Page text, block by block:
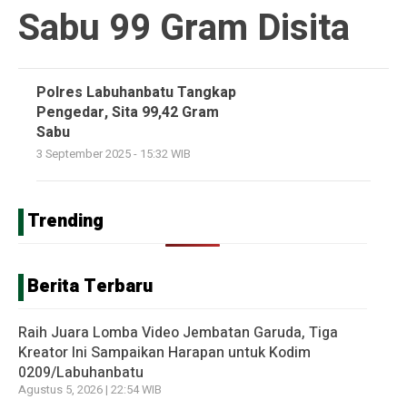
Sabu 99 Gram Disita
Polres Labuhanbatu Tangkap
Pengedar, Sita 99,42 Gram
Sabu
3 September 2025 - 15:32 WIB
Trending
Berita Terbaru
Raih Juara Lomba Video Jembatan Garuda, Tiga
Kreator Ini Sampaikan Harapan untuk Kodim
0209/Labuhanbatu
Agustus 5, 2026 | 22:54 WIB